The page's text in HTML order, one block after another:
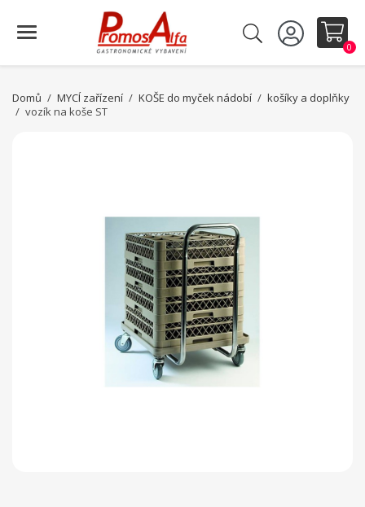
0
Domů MYCÍ zařízení KOŠE do myček nádobí
košíky a doplňky
vozík na koše ST